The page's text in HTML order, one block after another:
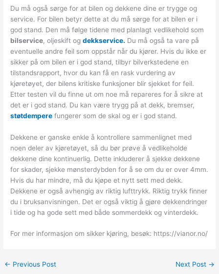
Du må også sørge for at bilen og dekkene dine er trygge og
service. For bilen betyr dette at du må sørge for at bilen er i
god stand. Den må følge tidene med planlagt vedlikehold som
bilservice, oljeskift ogdekkservice. Du må også ta vare på
eventuelle andre feil som oppstår når du kjører. Hvis du ikke er
sikker på om bilen er i god stand, tilbyr bilverkstedene en
tilstandsrapport, hvor du kan få en rask vurdering av
kjøretøyet, der bilens kritiske funksjoner blir sjekket for feil.
Etter testen vil du finne ut om noe må repareres for å sikre at
det er i god stand. Du kan være trygg på at dekk, bremser,
støtdempere fungerer som de skal og er i god stand.
Dekkene er ganske enkle å kontrollere sammenlignet med
noen deler av kjøretøyet, så du bør prøve å vedlikeholde
dekkene dine kontinuerlig. Dette inkluderer å sjekke dekkene
for skader, sjekke mønsterdybden for å se om du er over 4mm.
Hvis du har mindre, må du kjøpe et nytt sett med dekk.
Dekkene er også avhengig av riktig lufttrykk. Riktig trykk finner
du i bruksanvisningen. Det er også viktig å gjøre dekkendringer
i tide og ha gode sett med både sommerdekk og vinterdekk.
For mer informasjon om sikker kjøring, besøk: https://vianor.no/
← Previous Post Next Post →